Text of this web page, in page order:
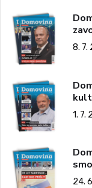
8. 7.
1. 7.
24.